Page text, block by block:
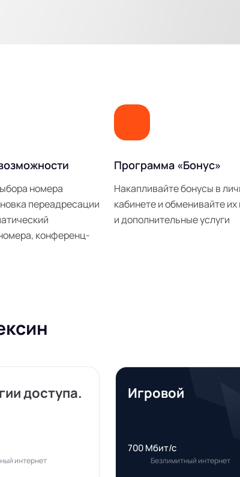
номера
переадресации
конференц-
Программа «Бонус»
Накапливайте бонусы в
кабинете и обменивайте их
и дополнительные услуги
доступа.
интернет
Игровой
700 Мбит/с
Безлимитный интернет